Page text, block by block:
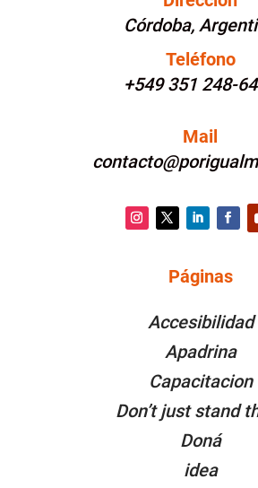
Córdoba,
Teléfono
+549 351 248-
Mail
Páginas
Accesibilidad
Apadrina
Capacitacion
Don’t just stand
Doná
idea